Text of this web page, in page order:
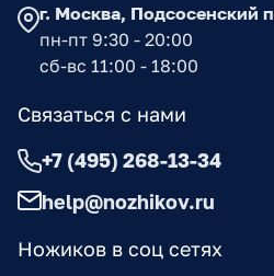
Ножиков в соц сетях
г. Москва, Подсосенский
пн-пт 9:30 - 20:00
сб-вс 11:00 - 18:00
Связаться с нами
+7 (495) 268-13-34
help@nozhikov.ru